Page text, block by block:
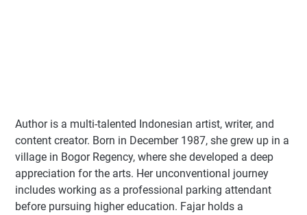
Author is a multi-talented Indonesian artist, writer, and
content creator. Born in December 1987, she grew up in a
village in Bogor Regency, where she developed a deep
appreciation for the arts. Her unconventional journey
includes working as a professional parking attendant
before pursuing higher education. Fajar holds a